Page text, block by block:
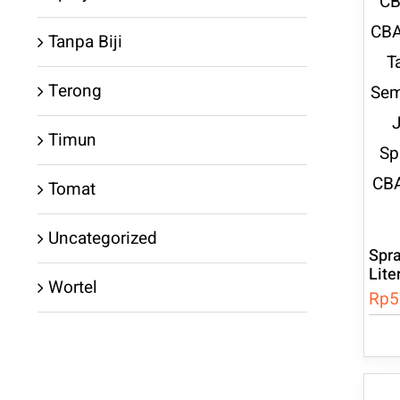
ini
di
Rp
Tanpa Biji
Terong
Timun
Tomat
Uncategorized
Wortel